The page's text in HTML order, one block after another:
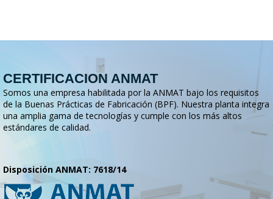
CERTIFICACION ANMAT
Somos una empresa habilitada por la ANMAT bajo los requisitos
de la Buenas Prácticas de Fabricación (BPF). Nuestra planta integra
una amplia gama de tecnologías y cumple con los más altos
estándares de calidad.
Disposición ANMAT: 7618/14